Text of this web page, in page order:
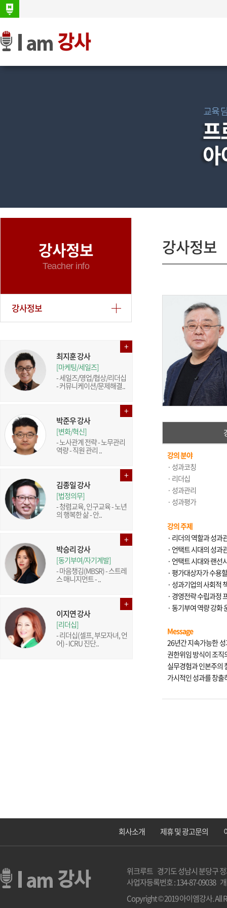
강사정보
Teacher info
강사정보
최지훈 강사
[마케팅/세일즈]
- 세일즈/영업/협상/리더십
- 커뮤니케이션/문제해결..
박준우 강사
[변화/혁신]
- 노사관계 전략 - 노무관리
역량 - 직원 관리 ..
김종일 강사
[법정의무]
- 청렴교육, 인구교육 - 노년
의 행복한 삶 - 안..
박승리 강사
[동기부여/자기계발]
- 마음챙김(MBSR) - 스트레
스 매니지먼트 - ..
이지연 강사
[리더십]
- 리더십(셀프, 부모자녀, 언
어) - ICRU 진단..
강사정보
강의 분야
· 성과코칭
· 리더십
· 성과관리
· 성과평가
강의 주제
· 리더의 역할과 성과
· 언택트 시대의 성과
· 언택트 시대와 랜선
· 평가대상자가 수용
· 성과기업의 사회적
· 경영전략 수립과정
· 동기부여 역량 강화
Message
26년간 지속가능한
권한위임 방식이 조직
실무경험과 인본주의
가시적인 성과를 창출
회사소개 제휴 및 광고문의
위크루트 경기도 성남시 분당구
사업자등록번호 : 134-87-09038
Copyright © 2019 아이엠강사. All